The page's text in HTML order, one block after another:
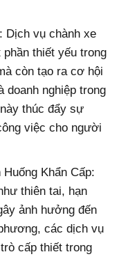
Dịch vụ chành xe
thiết yếu trong
còn tạo ra cơ hội
doanh nghiệp trong
thúc đẩy sự
việc cho người
Khẩn Cấp:
thiên tai, hạn
ảnh hưởng đến
các dịch vụ
cấp thiết trong